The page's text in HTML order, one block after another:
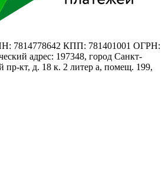
7814778642 КПП: 781401001 ОГРН:
адрес: 197348, город Санкт-
пр-кт, д. 18 к. 2 литер а, помещ. 199,